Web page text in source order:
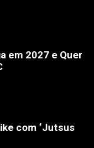
em 2027 e Quer
com ‘Jutsus